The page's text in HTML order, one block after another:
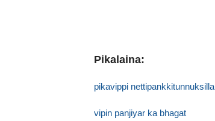
Pikalaina:
pikavippi nettipankkitunnuksilla
vipin panjiyar ka bhagat